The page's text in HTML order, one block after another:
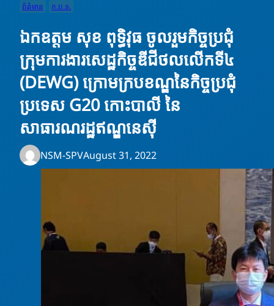
ព័ត៌មាន ក.ប.ទ.
ឯកឧត្តម សុខ ពុទ្ធិវុធ ចូលរួមកិច្ចប្រជុំ
ក្រុមការងារសេដ្ឋកិច្ចឌីជីថលលើកទី៤
(DEWG) ក្រោមក្របខណ្ឌនៃកិច្ចប្រជុំ
ប្រទេស G20 កោះបាលី នៃ
សាធារណរដ្ឋឥណ្ឌូនេស៊ី
NSM-SPVAugust 31, 2022